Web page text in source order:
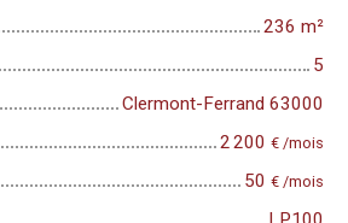
236 m²
5
Clermont-Ferrand 63000
2 200 € /mois
50 € /mois